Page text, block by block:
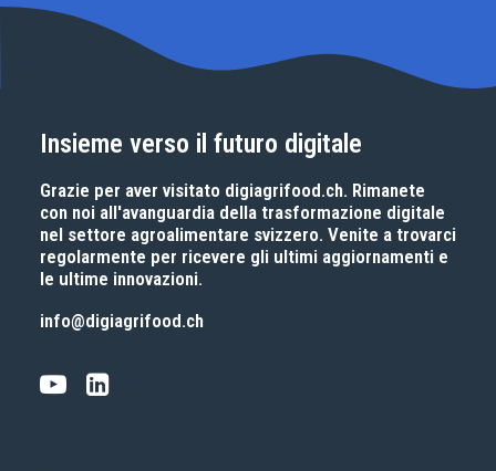
Insieme verso il futuro digitale
Grazie per aver visitato digiagrifood.ch. Rimanete
con noi all'avanguardia della trasformazione digitale
nel settore agroalimentare svizzero. Venite a trovarci
regolarmente per ricevere gli ultimi aggiornamenti e
le ultime innovazioni.
info@digiagrifood.ch